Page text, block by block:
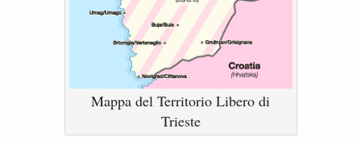
Mappa del Territorio Libero di
Trieste